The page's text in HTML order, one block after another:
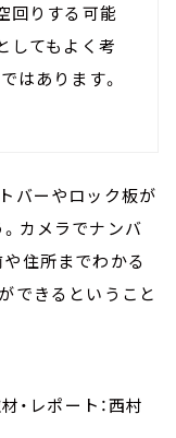
回りする可能
してもよく考
はあります。
バーやロック板が
カメラでナンバ
住所までわかる
できるということ
・レポート：西村